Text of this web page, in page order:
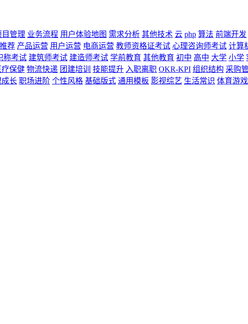
目管理 业务流程 用户体验地图 需求分析 其他技术 云 php 算法 前端开发
荐 产品运营 用户运营 电商运营 教师资格证考试 心理咨询师考试 计算
称考试 建筑师考试 建造师考试 学前教育 其他教育 初中 高中 大学 小学
疗保健 物流快递 团建培训 技能提升 入职离职 OKR-KPI 组织结构 采购
长 职场进阶 个性风格 基础版式 通用模板 影视综艺 生活常识 体育游戏